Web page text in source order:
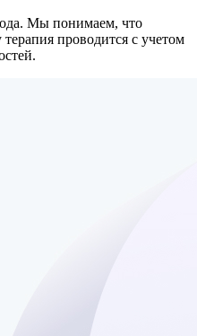
Мы понимаем, что
проводится с учетом